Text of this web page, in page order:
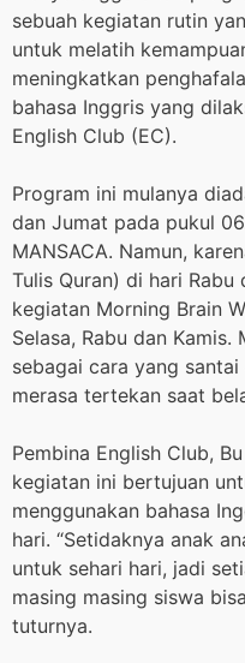
sebuah kegiatan rutin
untuk melatih
meningkatkan
bahasa Inggris yang
English Club (EC).
Program ini mulanya
dan Jumat pada pukul
MANSACA. Namun,
Tulis Quran) di hari Rabu
kegiatan Morning Brain
Selasa, Rabu dan
sebagai cara yang
merasa tertekan saat
Pembina English Club,
kegiatan ini bertujuan
menggunakan bahasa
hari. “Setidaknya anak
untuk sehari hari, jadi
masing masing siswa
tuturnya.